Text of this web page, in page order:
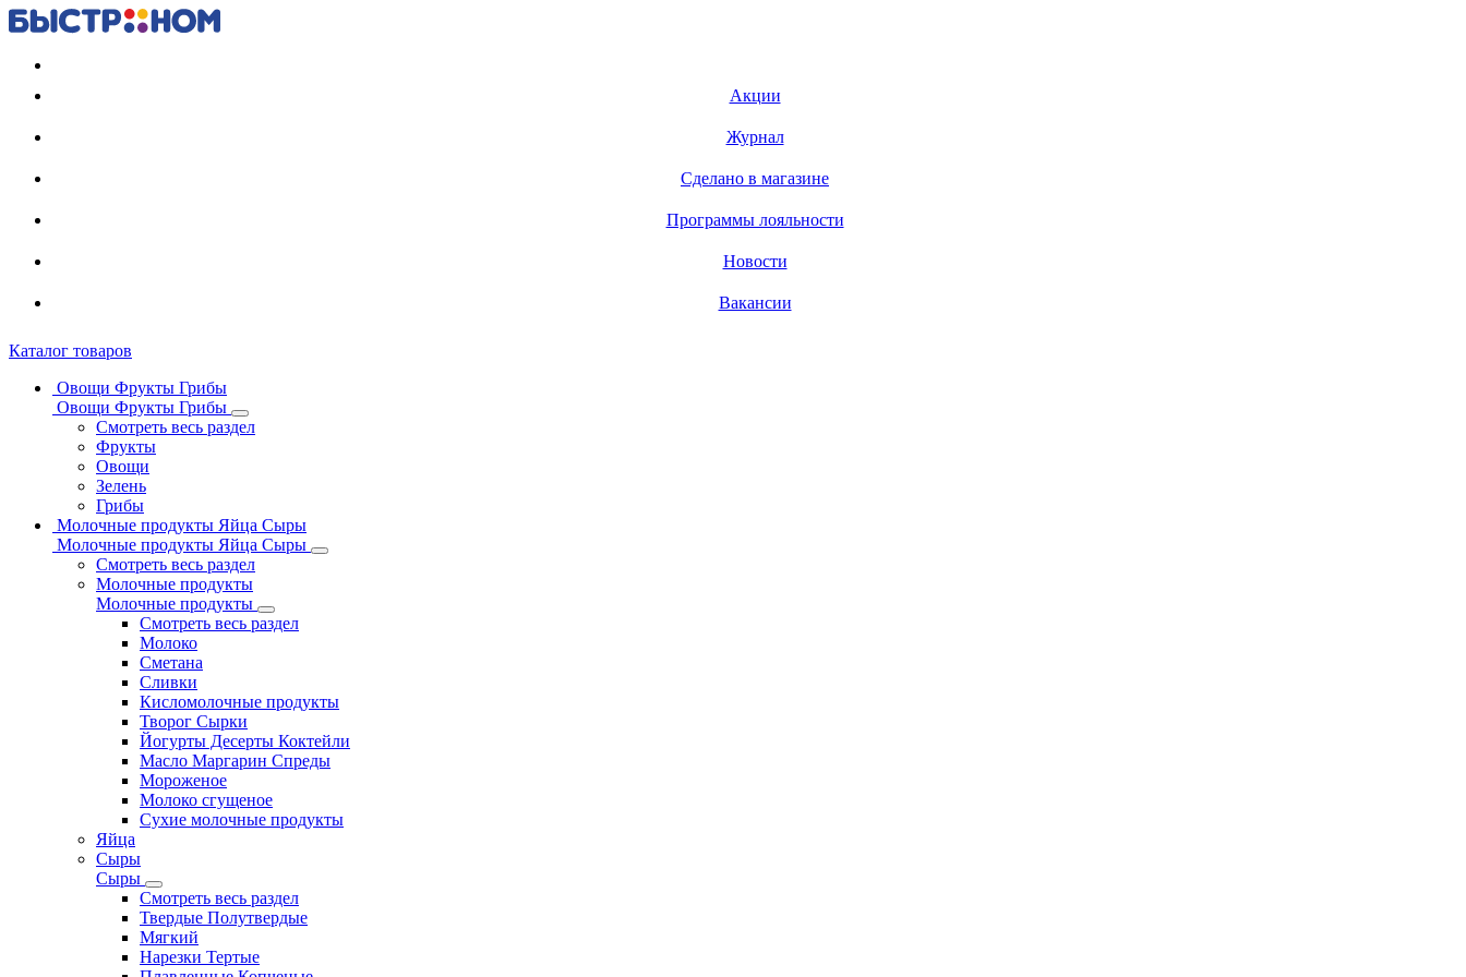
Акции
Журнал
Сделано в магазине
Программы лояльности
Новости
Вакансии
Каталог товаров
Овощи Фрукты Грибы
Овощи Фрукты Грибы
Смотреть весь раздел
Фрукты
Овощи
Зелень
Грибы
Молочные продукты Яйца Сыры
Молочные продукты Яйца Сыры
Смотреть весь раздел
Молочные продукты
Молочные продукты
Смотреть весь раздел
Молоко
Сметана
Сливки
Кисломолочные продукты
Творог Сырки
Йогурты Десерты Коктейли
Масло Маргарин Спреды
Мороженое
Молоко сгущеное
Сухие молочные продукты
Яйца
Сыры
Сыры
Смотреть весь раздел
Твердые Полутвердые
Мягкий
Нарезки Тертые